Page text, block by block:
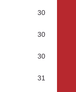
30
30
30
31